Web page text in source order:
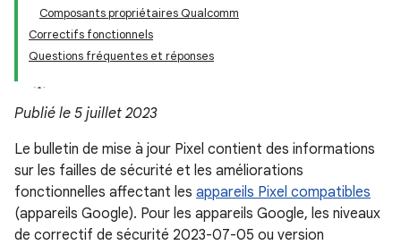
Composants propriétaires Qualcomm
Correctifs fonctionnels
Questions fréquentes et réponses
Publié le 5 juillet 2023
Le bulletin de mise à jour Pixel contient des informations
sur les failles de sécurité et les améliorations
fonctionnelles affectant les appareils Pixel compatibles
(appareils Google). Pour les appareils Google, les niveaux
de correctif de sécurité 2023-07-05 ou version